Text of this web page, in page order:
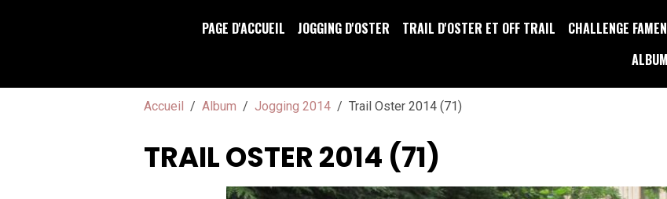
PAGE D'ACCUEIL JOGGING D'OSTER TRAIL D'OSTER ET OFF TRAIL CHALLENGE
ALBUM
Accueil Album Jogging 2014 Trail Oster 2014 (71)
TRAIL OSTER 2014 (71)